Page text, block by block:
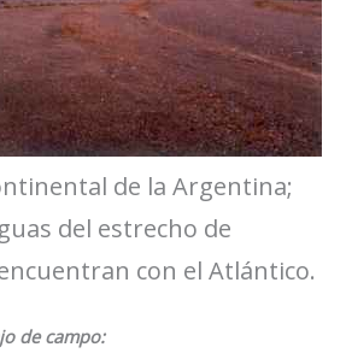
de la Argentina;
del estrecho de
con el Atlántico.
de campo: